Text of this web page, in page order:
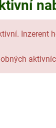
Inzerent